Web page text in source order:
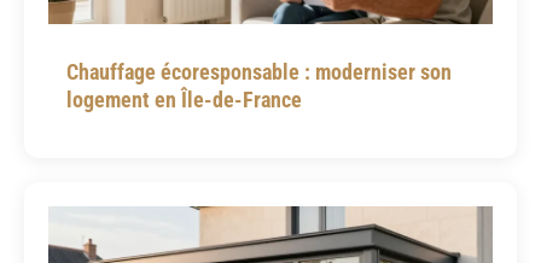
Chauffage écoresponsable : moderniser son
logement en Île-de-France